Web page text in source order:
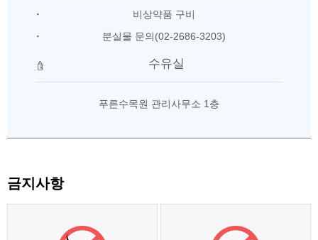
비상약품 구비
분실물 문의(02-2686-3203)
수유실
푸른수목원 관리사무소 1층
금지사항